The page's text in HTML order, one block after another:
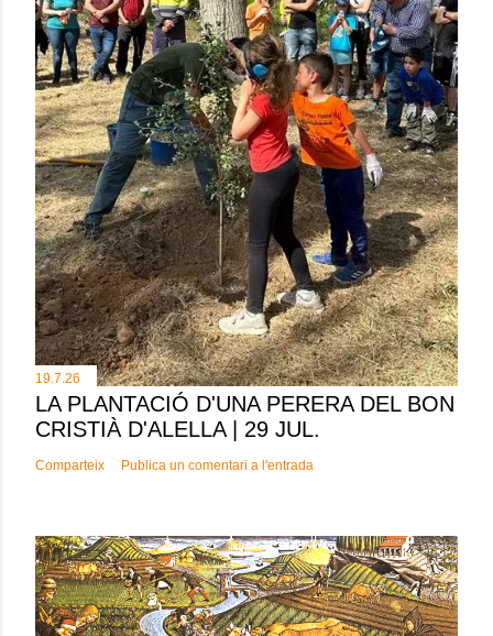
19.7.26
LA PLANTACIÓ D'UNA PERERA DEL BON
CRISTIÀ D'ALELLA | 29 JUL.
Comparteix Publica un comentari a l'entrada